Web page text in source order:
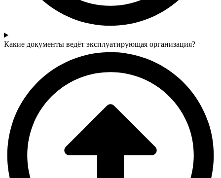
Какие документы ведёт эксплуатирующая организация?